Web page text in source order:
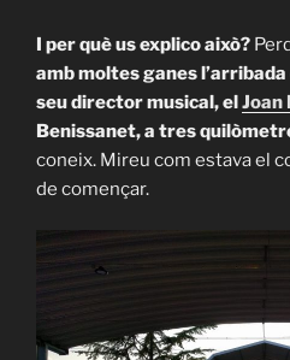
I per què us explico això?
amb moltes ganes
seu director musical, elJoan
Benissanet, a tres
coneix. Mireu com estava el
de començar.